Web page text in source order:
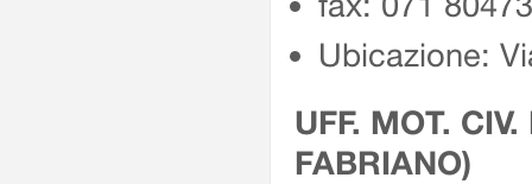
Ubicazione:
UFF. MOT.
FABRIANO)